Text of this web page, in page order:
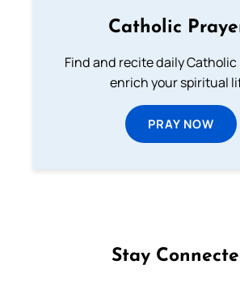
Catholic
Find and recite daily Catholic
enrich your spiritual
PRAY NOW
Stay